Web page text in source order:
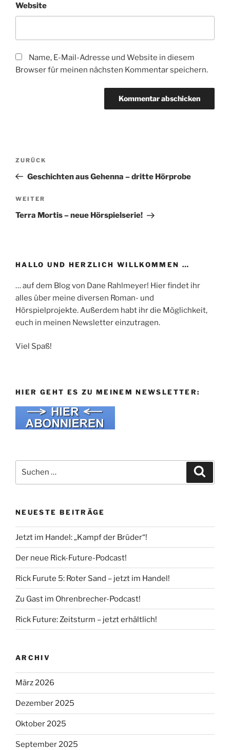
Website
Name, E-Mail-Adresse und Website in diesem
Browser für meinen nächsten Kommentar speichern.
Beitragsnavigation
Vorheriger
Beitrag
ZURÜCK
Geschichten aus Gehenna – dritte Hörprobe
Nächster
Beitrag
WEITER
Terra Mortis – neue Hörspielserie!
HALLO UND HERZLICH WILLKOMMEN …
… auf dem Blog von Dane Rahlmeyer! Hier findet ihr
alles über meine diversen Roman- und
Hörspielprojekte. Außerdem habt ihr die Möglichkeit,
euch in meinen Newsletter einzutragen.
Viel Spaß!
HIER GEHT ES ZU MEINEM NEWSLETTER:
nach:
NEUESTE BEITRÄGE
Jetzt im Handel: „Kampf der Brüder“!
Der neue Rick-Future-Podcast!
Rick Furute 5: Roter Sand – jetzt im Handel!
Zu Gast im Ohrenbrecher-Podcast!
Rick Future: Zeitsturm – jetzt erhältlich!
ARCHIV
März 2026
Dezember 2025
Oktober 2025
September 2025